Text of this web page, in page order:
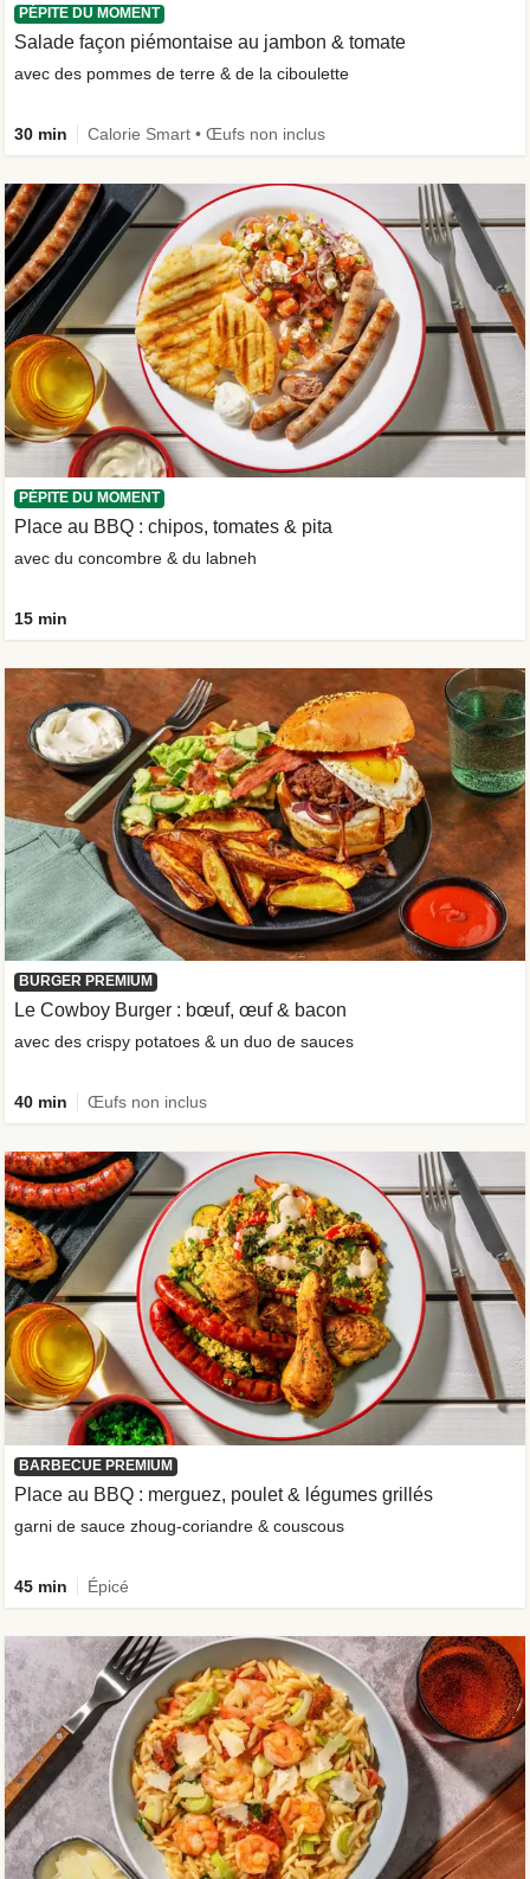
PÉPITE DU MOMENT
Salade façon piémontaise au jambon & tomate
avec des pommes de terre & de la ciboulette
30 min Calorie Smart • Œufs non inclus
PÉPITE DU MOMENT
Place au BBQ : chipos, tomates & pita
avec du concombre & du labneh
15 min
BURGER PREMIUM
Le Cowboy Burger : bœuf, œuf & bacon
avec des crispy potatoes & un duo de sauces
40 min Œufs non inclus
BARBECUE PREMIUM
Place au BBQ : merguez, poulet & légumes grillés
garni de sauce zhoug-coriandre & couscous
45 min Épicé